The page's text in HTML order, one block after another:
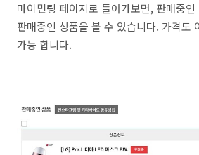
마이민팅 페이지로 들어가보면, 판매중
판매중인 상품을 볼 수 있습니다. 가격도
가능 합니다.